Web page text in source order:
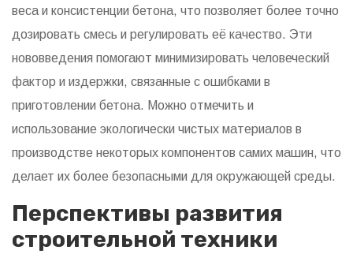
веса и консистенции бетона, что позволяет более точно
дозировать смесь и регулировать её качество. Эти
нововведения помогают минимизировать человеческий
фактор и издержки, связанные с ошибками в
приготовлении бетона. Можно отмечить и
использование экологически чистых материалов в
производстве некоторых компонентов самих машин, что
делает их более безопасными для окружающей среды.
Перспективы развития
строительной техники